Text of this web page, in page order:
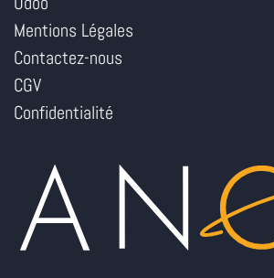
Mentions Légales
Contactez-nous
CGV
Confidentialité